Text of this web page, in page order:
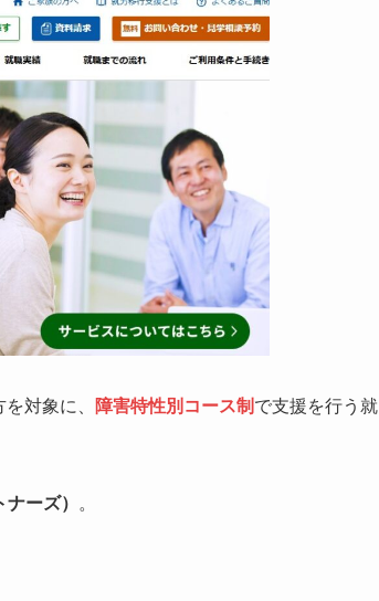
対象に、 障害特性別コース制 で支援を行う就
ーズ） 。